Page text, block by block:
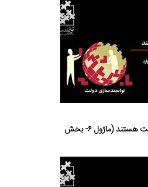
تدوین مسائلی که واجد اهمیت هستند (ماژول ۶- بخش